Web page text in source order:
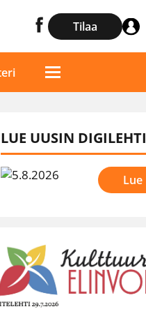
Tilaa
LUE UUSIN DIGILEHTI
Lue